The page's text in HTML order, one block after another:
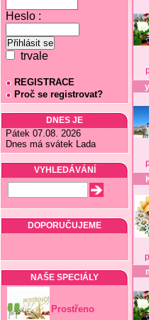
Heslo :
trvale
REGISTRACE
Proč se registrovat?
DNES JE
Pátek 07.08. 2026
Dnes má svátek Lada
VYHLEDÁVÁNÍ
DOPORUČUJEME
NAŠE SPECIÁLY
Prostřeno